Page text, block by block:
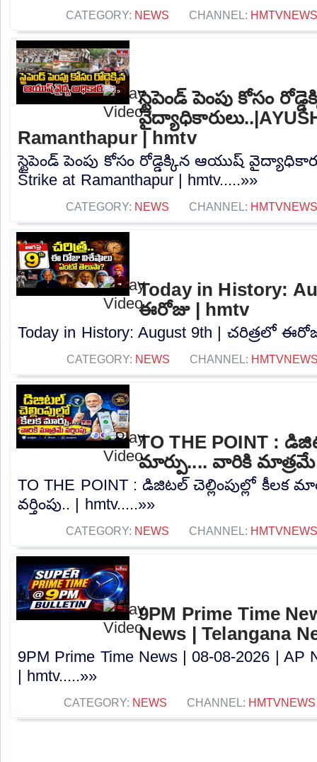
CATEGORY: NEWS CHANNEL: HMTVNEWS
స్టైపెండ్ పెంపు కోసం
Ramanthapur | hmtv
స్టైపెండ్ పెంపు కోసం రోడ్డెక్కిన ఆయుష్
Strike at Ramanthapur | hmtv.....»»
CATEGORY: NEWS CHANNEL: HMTVNEWS
Today in History:
ఈరోజు | hmtv
Today in History: August 9th | చరిత్రలో
CATEGORY: NEWS CHANNEL:
TO THE POINT :
మార్పు.... వారికి మాత్రమే
TO THE POINT : డిజిటల్ చెల్లింపుల్లో కీలక
వర్తింపు.. | hmtv.....»»
CATEGORY: NEWS CHANNEL: HMTVNEWS
9PM Prime Time
News | Telangana
9PM Prime Time News | 08-08-2026 | AP
| hmtv.....»»
CATEGORY: NEWS CHANNEL: HMTVNEWS